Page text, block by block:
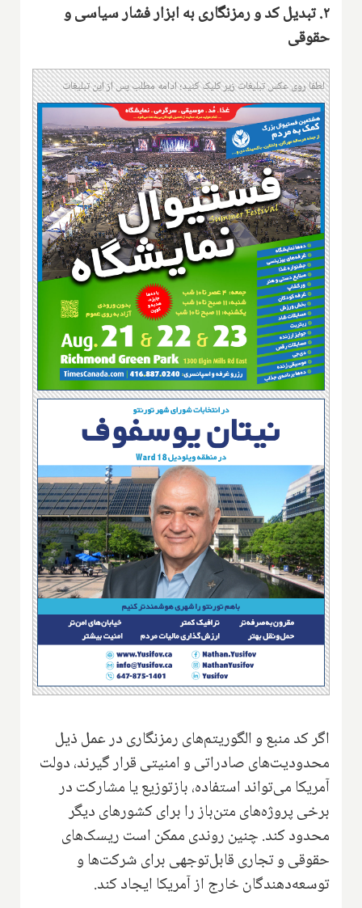
۲. تبدیل کد و رمزنگاری به ابزار فشار سیاسی و
حقوقی
لطفا روی عکس تبلیغات زیر کلیک کنید؛ ادامه مطلب پس از این تبلیغات
اگر کد منبع و الگوریتم‌های رمزنگاری در عمل ذیل
محدودیت‌های صادراتی و امنیتی قرار گیرند، دولت
آمریکا می‌تواند استفاده، بازتوزیع یا مشارکت در
برخی پروژه‌های متن‌باز را برای کشورهای دیگر
محدود کند. چنین روندی ممکن است ریسک‌های
حقوقی و تجاری قابل‌توجهی برای شرکت‌ها و
توسعه‌دهندگان خارج از آمریکا ایجاد کند.